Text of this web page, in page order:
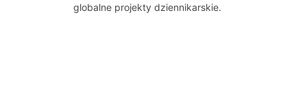
globalne projekty dziennikarskie.